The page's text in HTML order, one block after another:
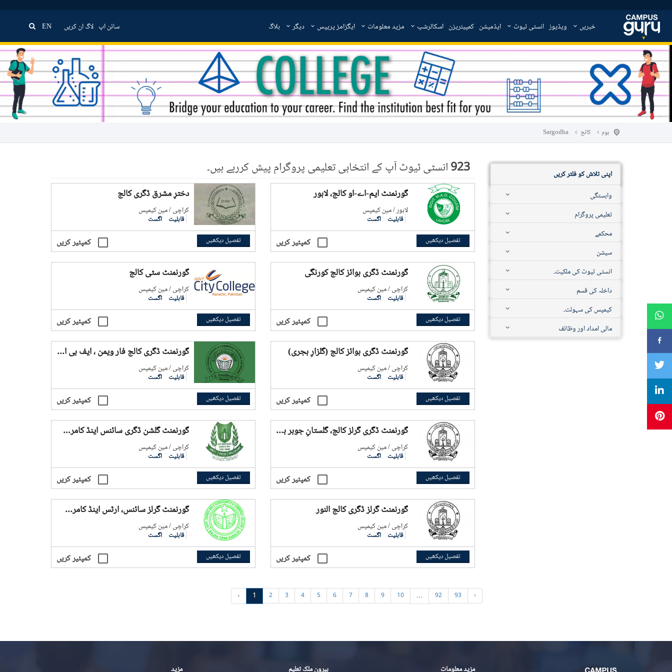
خبریں ویڈیوز انسٹی ٹیوٹ ایڈمیشن کمپیئریزن اسکالرشپ مزید معلومات ایگزامز پریپس دیگر بلاگ سائن اپ لاگ ان کریں EN
ہوم کالج Sargodha
اپنی تلاش کو فلٹر کریں
وابستگی
تعلیمی پروگرام
محکمے
سیشن
انسٹی ٹیوٹ کی ملکیت۔
داخلہ کی قسم
کیمپس کی سہولت۔
مالی امداد اور وظائف
923انسٹی ٹیوٹ آپ کے انتخابی تعلیمی پروگرام پیش کررہے ہیں۔
گورنمنٹ ایم-اے-او کالج، لاہور
لاہور / مین کیمپس
قابلیت اگست
کمپئیر کریں تفصیل دیکھیں
دخترِ مشرق ڈگری کالج
کراچی / مین کیمپس
قابلیت اگست
کمپئیر کریں تفصیل دیکھیں
گورنمنٹ ڈگری بوائز کالج کورنگی
کراچی / مین کیمپس
قابلیت اگست
کمپئیر کریں تفصیل دیکھیں
گورنمنٹ سٹی کالج
کراچی / مین کیمپس
قابلیت اگست
کمپئیر کریں تفصیل دیکھیں
گورنمنٹ ڈگری بوائز کالج (گلزارِ ہجری)
کراچی / مین کیمپس
قابلیت اگست
کمپئیر کریں تفصیل دیکھیں
گورنمنٹ ڈگری کالج فار ویمن ، ایف بی ایریا
کراچی / مین کیمپس
قابلیت اگست
کمپئیر کریں تفصیل دیکھیں
گورنمنٹ ڈگری گرلز کالج، گلستانِ جوہر بلاک 12
کراچی / مین کیمپس
قابلیت اگست
کمپئیر کریں تفصیل دیکھیں
گورنمنٹ گلشن ڈگری سائنس اینڈ کامرس کالج
کراچی / مین کیمپس
قابلیت اگست
کمپئیر کریں تفصیل دیکھیں
گورنمنٹ گرلز ڈگری کالج النور
کراچی / مین کیمپس
قابلیت اگست
کمپئیر کریں تفصیل دیکھیں
گورنمنٹ گرلز سائنس، آرٹس اینڈ کامرس کالج، اورنگی ٹاون
کراچی / مین کیمپس
قابلیت اگست
کمپئیر کریں تفصیل دیکھیں
‹ 1 2 3 4 5 6 7 8 9 10 ... 92 93 ›
مزید معلومات بیرون ملک تعلیم مزید